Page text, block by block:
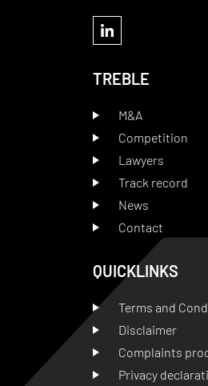
TREBLE
M&A
Competition
Lawyers
Track record
News
Contact
QUICKLINKS
Terms and
Disclaimer
Complaints
Privacy